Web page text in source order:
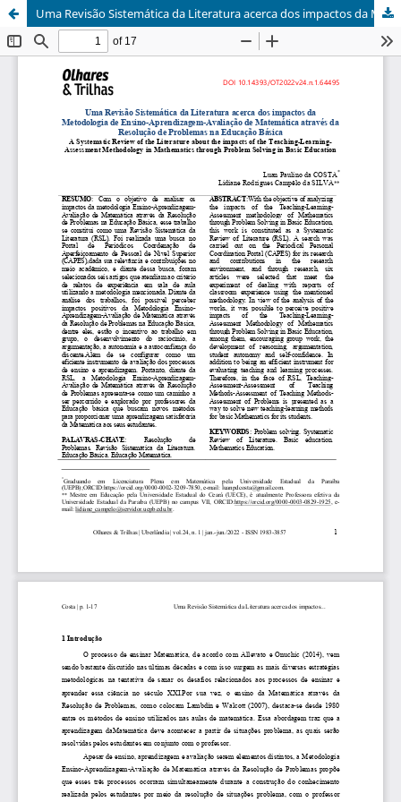
Uma Revisão Sistemática da Literatura acerca dos impactos da Metodologia de Ensino-Aprendizagem-Avaliação de Matemática através da Resolução de Problemas